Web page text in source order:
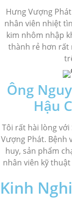
Hưng Vượng
nhân viên nhiệt
kim nhôm nhập
thành rẻ hơn rất
Ông
Hậu
Tôi rất hài lòng
Vượng Phát. Bệnh
huy, sản phẩm
nhân viên kỹ
Kinh